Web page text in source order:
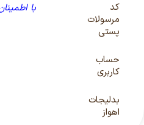
کد
مرسولات
پستی
حساب
کاربری
بدلیجات
اهواز
با